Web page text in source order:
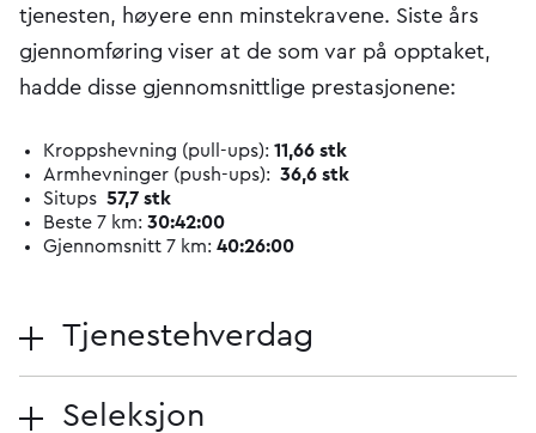
tjenesten, høyere enn minstekravene. Siste års
gjennomføring viser at de som var på opptaket,
hadde disse gjennomsnittlige prestasjonene:
Kroppshevning (pull-ups): 11,66 stk
Armhevninger (push-ups): 36,6 stk
Situps 57,7 stk
Beste 7 km: 30:42:00
Gjennomsnitt 7 km: 40:26:00
Tjenestehverdag
Seleksjon